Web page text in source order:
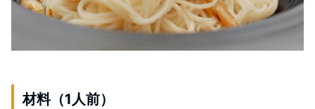
材料（1人前）